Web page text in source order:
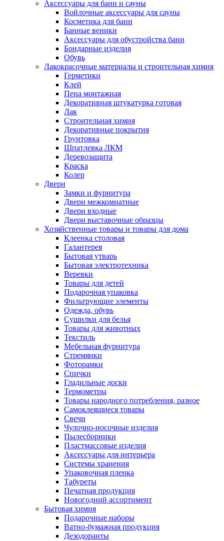
Аксессуары для бани и сауны
Войлочные аксессуары для сауны
Косметика для бани
Банные веники
Аксессуары для обустройства бани
Бондарные изделия
Обувь
Лакокрасочные материалы и строительная химия
Герметики
Клей
Пена монтажная
Декоративная штукатурка готовая
Лак
Строительная химия
Декоративные покрытия
Грунтовка
Шпатлевка ЛКМ
Деревозащита
Краска
Колер
Двери
Замки и фурнитура
Двери межкомнатные
Двери входные
Двери выставочные образцы
Хозяйственные товары и товары для дома
Клеенка столовая
Галантерея
Бытовая утварь
Бытовая электротехника
Веревки
Товары для детей
Подарочная упаковка
Фильтрующие элементы
Одежда, обувь
Сушилки для белья
Товары для животных
Текстиль
Мебельная фурнитура
Стремянки
Фоторамки
Спички
Гладильные доски
Термометры
Товары народного потребления, разное
Самоклеящиеся товары
Свечи
Чулочно-носочные изделия
Пылесборники
Пластмассовые изделия
Аксессуары для интерьера
Системы хранения
Упаковочная пленка
Табуреты
Печатная продукция
Новогодний ассортимент
Бытовая химия
Подарочные наборы
Ватно-бумажная продукция
Дезодоранты